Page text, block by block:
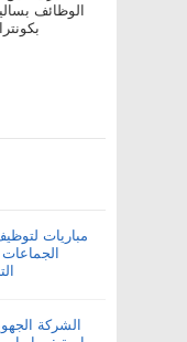
الوظائف
الجماعات
الشركة